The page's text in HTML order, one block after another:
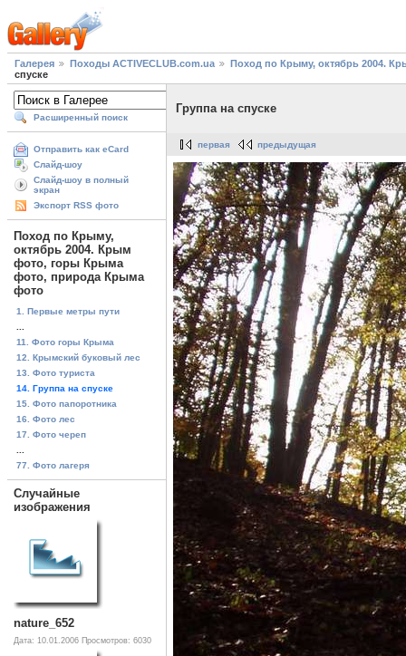
Галерея Походы ACTIVECLUB.com.ua
Поход по Крыму, октябрь 2004.
спуске
Расширенный поиск
Отправить как eCard
Слайд-шоу
Слайд-шоу в полный
экран
Экспорт RSS фото
Поход по Крыму,
октябрь 2004. Крым
фото, горы Крыма
фото, природа Крыма
фото
1. Первые метры пути
11. Фото горы Крыма
12. Крымский буковый лес
13. Фото туриста
14. Группа на спуске
15. Фото папоротника
16. Фото лес
17. Фото череп
77. Фото лагеря
Случайные
изображения
nature_652
Дата: 10.01.2006 Просмотров: 6030
Группа на спуске
первая предыдущая